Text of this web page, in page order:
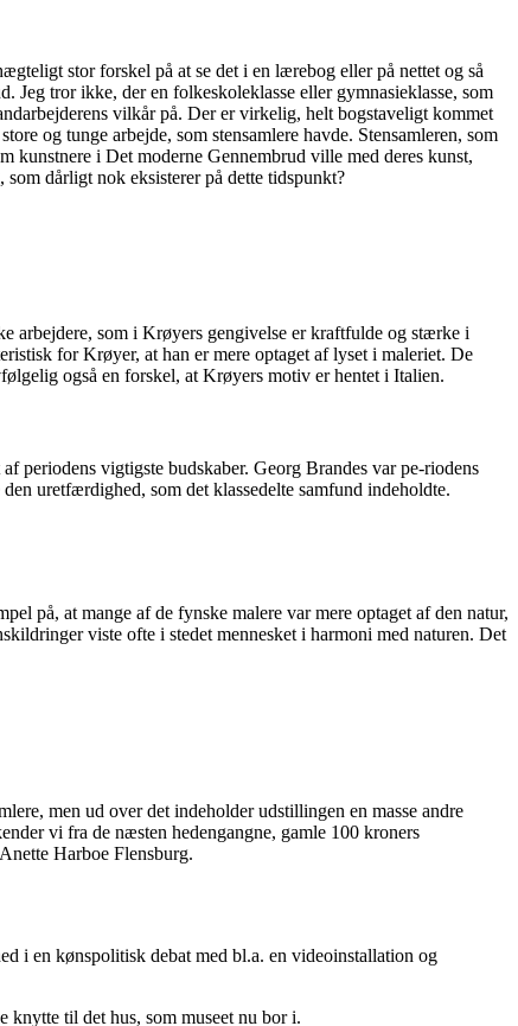
stor forskel på at se det i en lærebog eller på nettet og så
tror ikke, der en folkeskoleklasse eller gymnasieklasse, som
vilkår på. Der er virkelig, helt bogstaveligt kommet
og tunge arbejde, som stensamlere havde. Stensamleren, som
kunstnere i Det moderne Gennembrud ville med deres kunst,
dårligt nok eksisterer på dette tidspunkt?
arbejdere, som i Krøyers gengivelse er kraftfulde og stærke i
for Krøyer, at han er mere optaget af lyset i maleriet. De
også en forskel, at Krøyers motiv er hentet i Italien.
periodens vigtigste budskaber. Georg Brandes var pe-riodens
uretfærdighed, som det klassedelte samfund indeholdte.
på, at mange af de fynske malere var mere optaget af den natur,
viste ofte i stedet mennesket i harmoni med naturen. Det
men ud over det indeholder udstillingen en masse andre
vi fra de næsten hedengangne, gamle 100 kroners
Harboe Flensburg.
i en kønspolitisk debat med bl.a. en videoinstallation og
knytte til det hus, som museet nu bor i.